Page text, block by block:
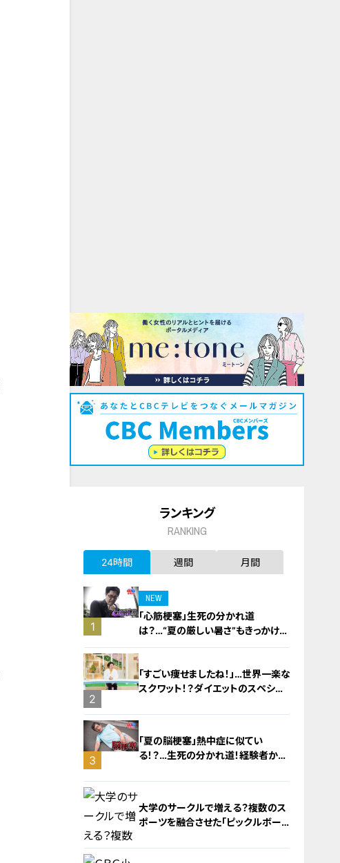
ランキング
RANKING
24時間 週間 月間
1
NEW
「心筋梗塞」生死の分かれ道
は？…“夏の厳しい暑さ”もきっかけ
に！発症前のキケンなサインと対処
2
「すごい痩せましたね！」…世界一楽な
スクワット！？ダイエットのスペシャ
3
「夏の脳梗塞」熱中症に似てい
る！？…生死の分かれ道！経験者から
大学のサークルで増える？複数のス
ポーツを融合させた「ピックルボー